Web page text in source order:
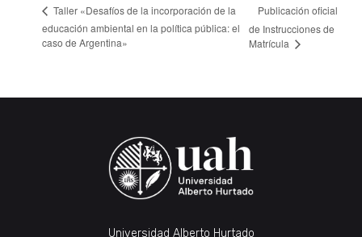
Taller «Desafíos de la incorporación de la
educación ambiental en la política pública: el
caso de Argentina»
Publicación oficial
de Instrucciones de
Matrícula
Universidad Alberto Hurtado